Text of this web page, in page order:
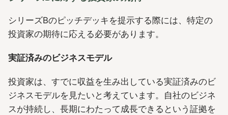
シリーズBのピッチデッキを提示する際には、特定の
投資家の期待に応える必要があります。
実証済みのビジネスモデル
投資家は、すでに収益を生み出している実証済みのビ
ジネスモデルを見たいと考えています。自社のビジネ
スが持続し、長期にわたって成長できるという証拠を